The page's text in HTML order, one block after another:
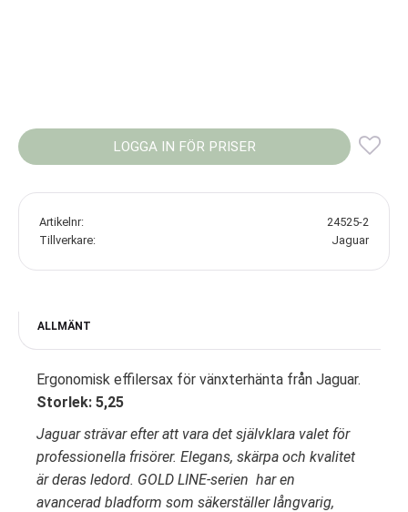
LOGGA IN FÖR PRISER
Artikelnr
24525-2
Tillverkare
Jaguar
ALLMÄNT
Ergonomisk effilersax för vänxterhänta från Jaguar.
Storlek: 5,25
Jaguar strävar efter att vara det självklara valet för
professionella frisörer. Elegans, skärpa och kvalitet
är deras ledord. GOLD LINE-serien har en
avancerad bladform som säkerställer långvarig,